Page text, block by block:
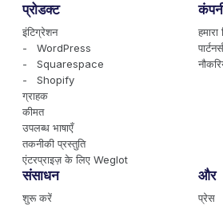
प्रोडक्ट
इंटिग्रेशन
- WordPress
- Squarespace
- Shopify
ग्राहक
कीमत
उपलब्ध भाषाएँ
तकनीकी प्रस्तुति
एंटरप्राइज़ के लिए Weglot
पार्टनर्स
संसाधन
शुरू करें
और
प्रेस